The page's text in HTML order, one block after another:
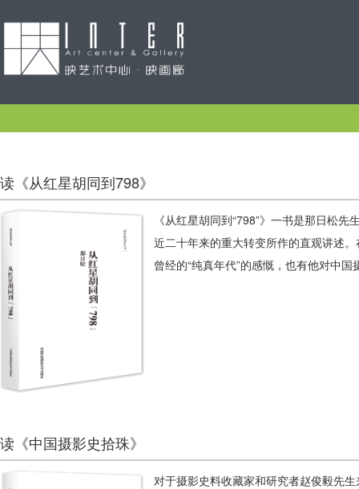
读《从红星胡同到798》
《从红星胡同到“798”》一书是那日松
近二十年来的重大转变所作的直观讲述
曾经的“纯真年代”的感慨，也有他对中国
读《中国摄影史拾珠》
对于摄影史料收藏家和研究者赵俊毅先